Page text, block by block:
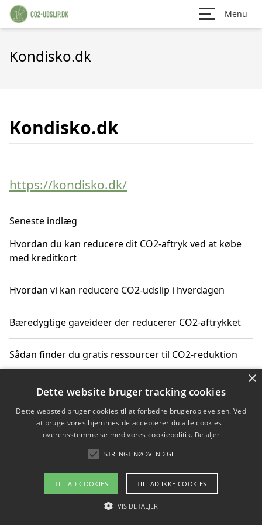
Menu
Kondisko.dk
Kondisko.dk
https://kondisko.dk/
Seneste indlæg
Hvordan du kan reducere dit CO2-aftryk ved at købe
med kreditkort
Hvordan vi kan reducere CO2-udslip i hverdagen
Bæredygtige gaveideer der reducerer CO2-aftrykket
Sådan finder du gratis ressourcer til CO2-reduktion
Hvordan gadgets til hjemmet kan reducere CO2-udslip
Copyright 2026 - Pilanto Aps
Om / kontakt
Blog Betingelser
×
Dette website bruger tracking cookies
Dette websted bruger cookies til at forbedre brugeroplevelsen. Ved
at bruge vores hjemmeside accepterer du alle cookies i
overensstemmelse med vores cookiepolitik. Detaljer
STRENGT NØDVENDIGE
TILLAD COOKIES TILLAD IKKE COOKIES
VIS DETALJER